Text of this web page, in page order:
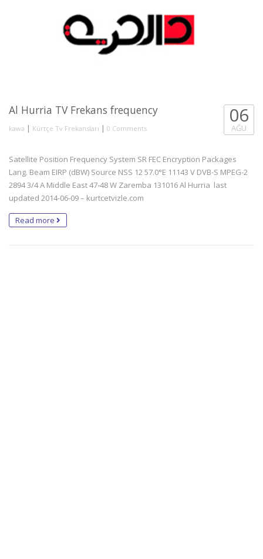
Al Hurria TV Frekans frequency
kawa | Kürtçe Tv Frekansları | 0 Comments
06
AĞU
Satellite Position Frequency System SR FEC Encryption Packages
Lang. Beam EIRP (dBW) Source NSS 12 57.0°E 11143 V DVB-S MPEG-2
2894 3/4 A Middle East 47-48 W Zaremba 131016 Al Hurria last
updated 2014-06-09 – kurtcetvizle.com
Read more